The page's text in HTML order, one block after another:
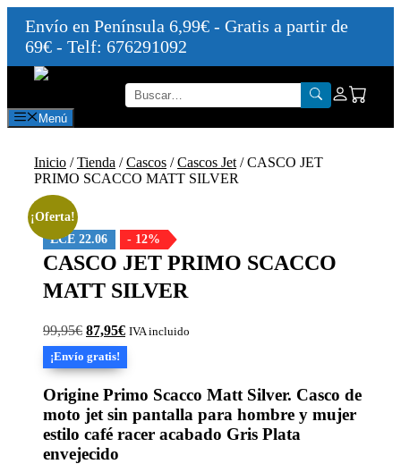
Envío en Península 6,99€ - Gratis a partir de
69€ - Telf: 676291092
Saltar
contenido
Menú
Inicio /Tienda /Cascos /Cascos Jet / CASCO JET
PRIMO SCACCO MATT SILVER
¡Oferta!
ECE 22.06
- 12%
CASCO JET PRIMO SCACCO
MATT SILVER
99,95€ El
precio
original
era:
99,95€.
87,95€El
precio
87,95€.
IVA incluido
¡Envío gratis!
Origine Primo Scacco Matt Silver. Casco de
moto jet sin pantalla para hombre y mujer
estilo café racer acabado Gris Plata
envejecido